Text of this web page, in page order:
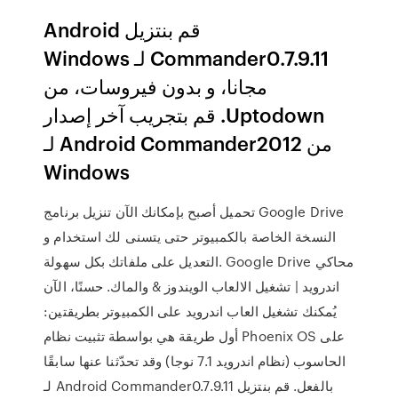
‫قم بنتزيل Android
Commander0.7.9.11 لـ Windows
مجانا، و بدون فيروسات، من
Uptodown. قم بتجريب آخر إصدار
من Android Commander2012 لـ
Windows
تحميل أصبح بإمكانك الآن تنزيل برنامج Google Drive
النسخة الخاصة بالكمبيوتر حتى يتسنى لك استخدام و
التعديل على ملفاتك بكل سهولة. Google Drive محاكي
اندرويد | تشغيل الالعاب الويندوز & والماك. حسنًا، الآن
يُمكنك تشغيل العاب اندرويد على الكمبيوتر بطريقتين:
أول طريقة هي بواسطة تثبيت نظام Phoenix OS على
الحاسوب (نظام اندرويد 7.1 نوجا) وقد تحدّثنا عنها سابقًا
بالفعل. ‫قم بنتزيل Android Commander0.7.9.11 لـ